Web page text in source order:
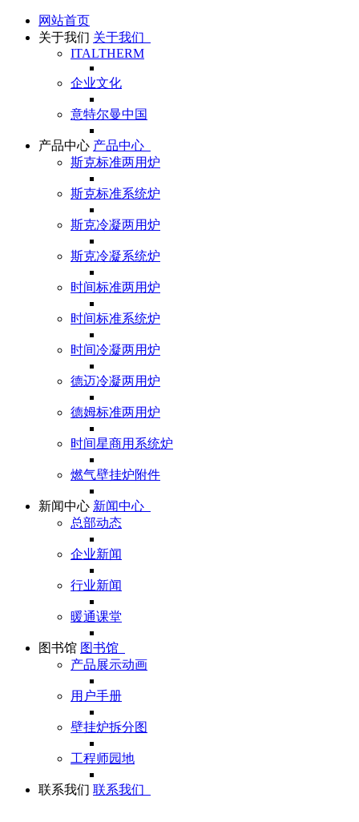
网站首页
关于我们 关于我们
ITALTHERM
企业文化
意特尔曼中国
产品中心 产品中心
斯克标准两用炉
斯克标准系统炉
斯克冷凝两用炉
斯克冷凝系统炉
时间标准两用炉
时间标准系统炉
时间冷凝两用炉
德迈冷凝两用炉
德姆标准两用炉
时间星商用系统炉
燃气壁挂炉附件
新闻中心 新闻中心
总部动态
企业新闻
行业新闻
暖通课堂
图书馆 图书馆
产品展示动画
用户手册
壁挂炉拆分图
工程师园地
联系我们 联系我们